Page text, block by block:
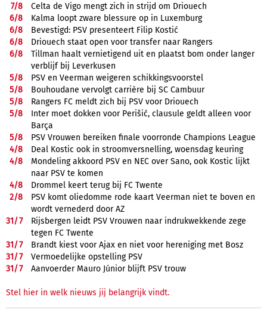
7/8
Celta de Vigo mengt zich in strijd om Driouech
6/8
Kalma loopt zware blessure op in Luxemburg
6/8
Bevestigd: PSV presenteert Filip Kostić
6/8
Driouech staat open voor transfer naar Rangers
6/8
Tillman haalt vernietigend uit en plaatst bom onder langer
verblijf bij Leverkusen
5/8
PSV en Veerman weigeren schikkingsvoorstel
5/8
Bouhoudane vervolgt carrière bij SC Cambuur
5/8
Rangers FC meldt zich bij PSV voor Driouech
5/8
Inter moet dokken voor Perišić, clausule geldt alleen voor
Barça
5/8
PSV Vrouwen bereiken finale voorronde Champions League
4/8
Deal Kostic ook in stroomversnelling, woensdag keuring
4/8
Mondeling akkoord PSV en NEC over Sano, ook Kostic lijkt
naar PSV te komen
4/8
Drommel keert terug bij FC Twente
2/8
PSV komt oliedomme rode kaart Veerman niet te boven en
wordt vernederd door AZ
31/7
Rijsbergen leidt PSV Vrouwen naar indrukwekkende zege
tegen FC Twente
31/7
Brandt kiest voor Ajax en niet voor hereniging met Bosz
31/7
Vermoedelijke opstelling PSV
31/7 Aanvoerder Mauro Júnior blijft PSV trouw
Stel hier in welk nieuws jij belangrijk vindt.